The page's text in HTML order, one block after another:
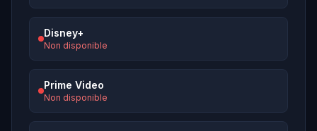
Disney+
Non disponible
Prime Video
Non disponible